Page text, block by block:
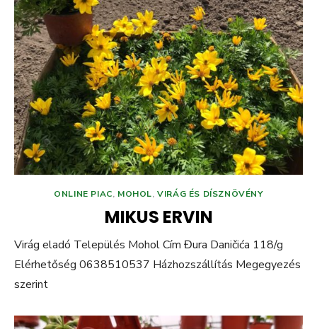
ONLINE PIAC, MOHOL,VIRÁG ÉS DÍSZNÖVÉNY
MIKUS ERVIN
Virág eladó Település Mohol Cím Đura Daničića 118/g
Elérhetőség 0638510537 Házhozszállítás Megegyezés
szerint